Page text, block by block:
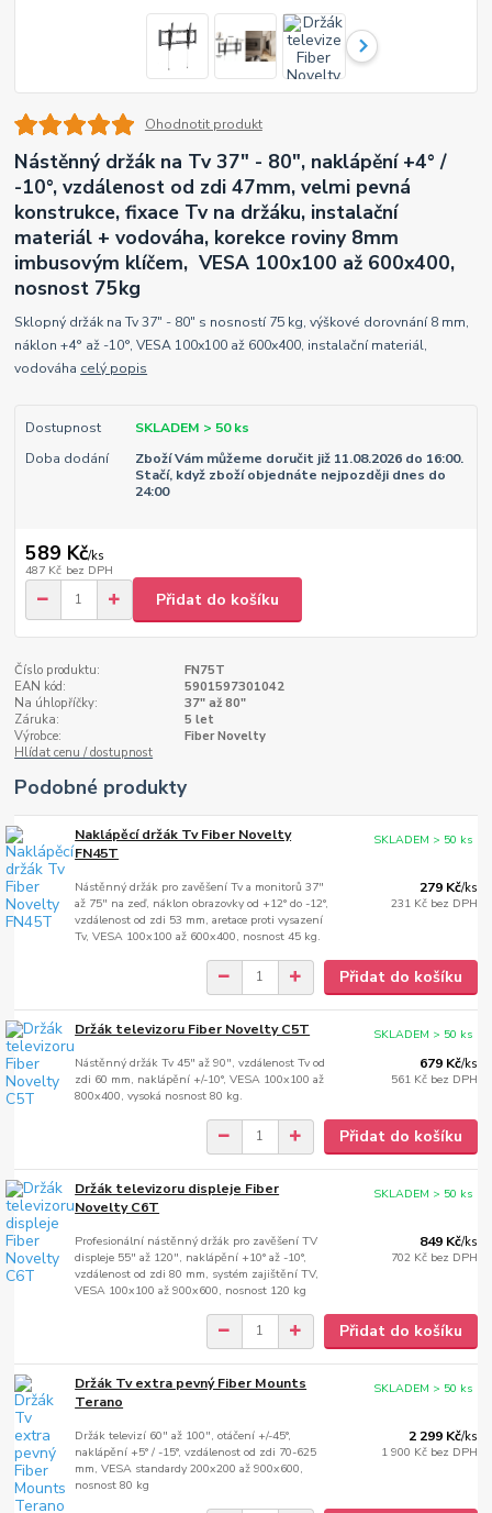
Ohodnotit produkt
Nástěnný držák na Tv 37" - 80", naklápění +4° /
-10°, vzdálenost od zdi 47mm, velmi pevná
konstrukce, fixace Tv na držáku, instalační
materiál + vodováha, korekce roviny 8mm
imbusovým klíčem, VESA 100x100 až 600x400,
nosnost 75kg
Sklopný držák na Tv 37" - 80" s nosností 75 kg, výškové dorovnání 8 mm,
náklon +4° až -10°, VESA 100x100 až 600x400, instalační materiál,
vodováha celý popis
Dostupnost
SKLADEM > 50 ks
Doba dodání
Zboží Vám můžeme doručit již 11.08.2026 do 16:00.
Stačí, když zboží objednáte nejpozději dnes do
24:00
589 Kč/ks
487 Kč bez DPH
Přidat do košíku
Číslo produktu:
FN75T
EAN kód:
5901597301042
Na úhlopříčky:
37" až 80"
Záruka:
5 let
Výrobce:
Fiber Novelty
Hlídat cenu / dostupnost
Podobné produkty
Naklápěcí držák Tv Fiber Novelty
FN45T
Nástěnný držák pro zavěšení Tv a monitorů 37"
až 75" na zeď, náklon obrazovky od +12° do -12°,
vzdálenost od zdi 53 mm, aretace proti vysazení
Tv, VESA 100x100 až 600x400, nosnost 45 kg.
279 Kč/ks
231 Kč bez DPH
SKLADEM > 50 ks
Přidat do košíku
Držák televizoru Fiber Novelty C5T
Nástěnný držák Tv 45" až 90", vzdálenost Tv od
zdi 60 mm, naklápění +/-10°, VESA 100x100 až
800x400, vysoká nosnost 80 kg.
679 Kč/ks
561 Kč bez DPH
SKLADEM > 50 ks
Přidat do košíku
Držák televizoru displeje Fiber
Novelty C6T
Profesionální nástěnný držák pro zavěšení TV
displeje 55" až 120", naklápění +10° až -10°,
vzdálenost od zdi 80 mm, systém zajištění TV,
VESA 100x100 až 900x600, nosnost 120 kg
849 Kč/ks
702 Kč bez DPH
SKLADEM > 50 ks
Přidat do košíku
Držák Tv extra pevný Fiber Mounts
Terano
Držák televizí 60" až 100", otáčení +/-45°,
naklápění +5° / -15°, vzdálenost od zdi 70-625
mm, VESA standardy 200x200 až 900x600,
nosnost 80 kg
2 299 Kč/ks
1 900 Kč bez DPH
SKLADEM > 50 ks